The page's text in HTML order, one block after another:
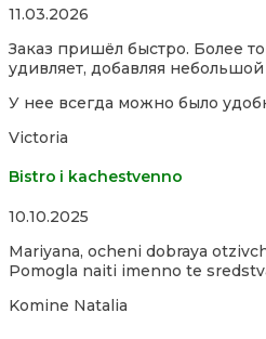
Rated
out
of
11.03.2026
Заказ пришёл быстро. Более
удивляет, добавляя
У нее всегда можно было
Victoria
Bistro i kachestvenno
Rated
out
of
10.10.2025
Mariyana, ocheni dobraya
Pomogla naiti imenno te
Komine Natalia